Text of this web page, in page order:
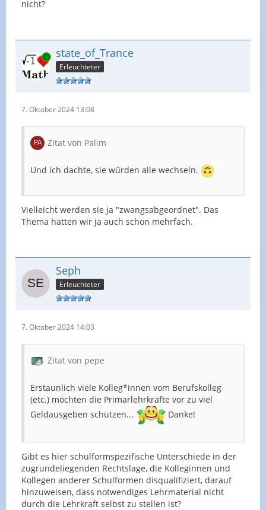
nicht?
Online state_of_Trance
Erleuchteter
7. Oktober 2024 13:08
Zitat von Palim
Und ich dachte, sie würden alle wechseln.
Vielleicht werden sie ja "zwangsabgeordnet". Das
Thema hatten wir ja auch schon mehrfach.
Seph
Erleuchteter
7. Oktober 2024 14:03
Zitat von pepe
Erstaunlich viele Kolleg*innen vom Berufskolleg
(etc.) möchten die Primarlehrkräfte vor zu viel
Geldausgeben schützen...
Danke!
Gibt es hier schulformspezifische Unterschiede in der
zugrundeliegenden Rechtslage, die Kolleginnen und
Kollegen anderer Schulformen disqualifiziert, darauf
hinzuweisen, dass notwendiges Lehrmaterial nicht
durch die Lehrkraft selbst zu stellen ist?